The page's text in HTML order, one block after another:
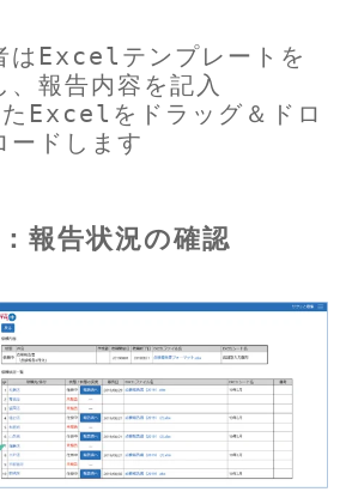
テンプレートを
、報告内容を記入
をドラッグ＆ドロ
ードします
報告状況の確認